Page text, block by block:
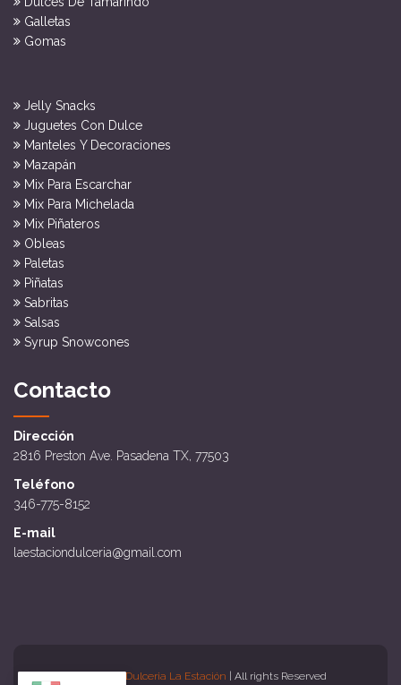
Galletas
Gomas
Jelly Snacks
Juguetes Con Dulce
Manteles Y Decoraciones
Mazapán
Mix Para Escarchar
Mix Para Michelada
Mix Piñateros
Obleas
Paletas
Piñatas
Sabritas
Salsas
Syrup Snowcones
Contacto
Dirección
2816 Preston Ave. Pasadena TX, 77503
Teléfono
346-775-8152
E-mail
laestaciondulceria@gmail.com
CopyrightDulceria La Estación | All rights Reserved